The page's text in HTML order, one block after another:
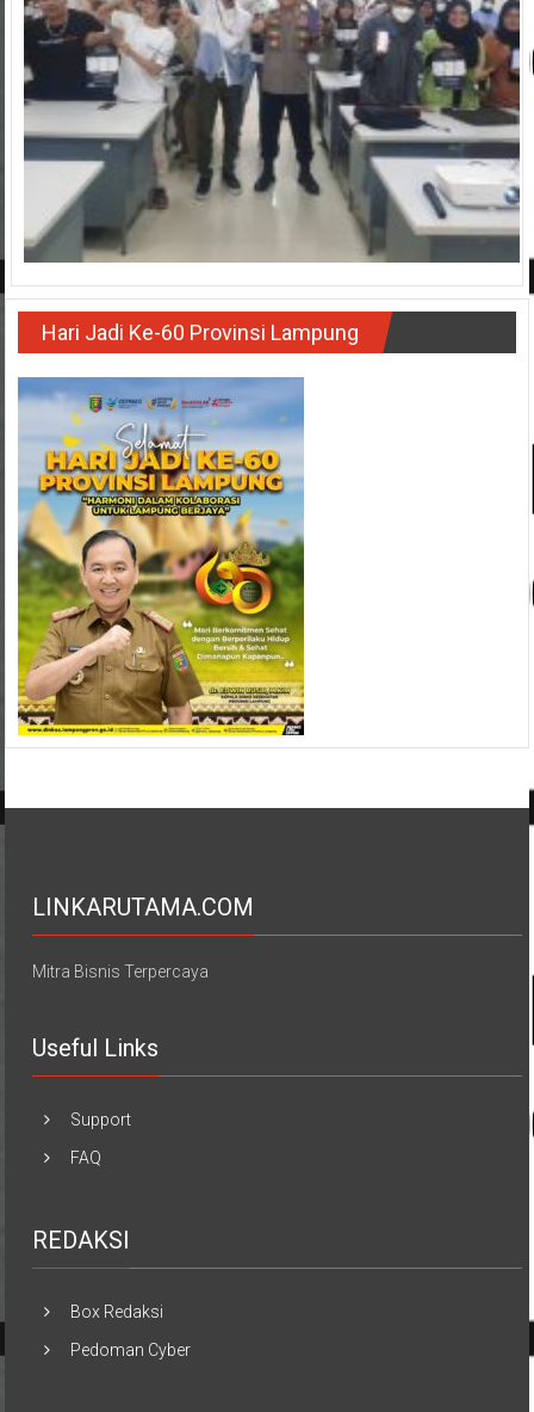
Hari Jadi Ke-60 Provinsi Lampung
LINKARUTAMA.COM
Mitra Bisnis Terpercaya
Useful Links
Support
FAQ
REDAKSI
Box Redaksi
Pedoman Cyber